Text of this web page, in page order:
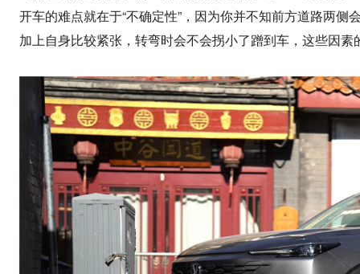
开车的难点就在于“不确定性”，因为你并不知前方道路两
加上自身比较紧张，转弯时会不会拐小了蹭到车，这些因